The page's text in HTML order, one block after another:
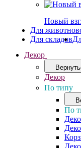
Новый
Для
Для складов
Декор
Декор
По типу
По